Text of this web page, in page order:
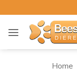
naar
inhoud
Home